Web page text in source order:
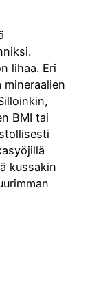
lihaa. Eri
BMI tai
kussakin